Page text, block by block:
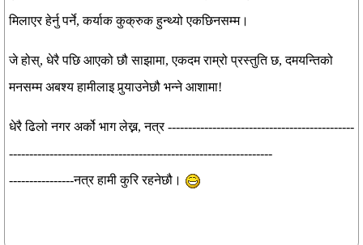
मिलाएर हेर्नु पर्ने, कर्याक कुक्रुक हुन्थ्यो एकछिनसम्म।
जे होस्, धेरै पछि आएको छौ साझामा, एकदम राम्रो प्रस्तुति छ, दमयन्तिको
मनसम्म अबश्य हामीलाइ पुर्‍याउनेछौ भन्ने आशामा!
धेरै ढिलो नगर अर्को भाग लेख्न, नत्र ----------------------------------------------
-----------------------------------------------------------------
----------------नत्र हामी कुरि रहनेछौ।